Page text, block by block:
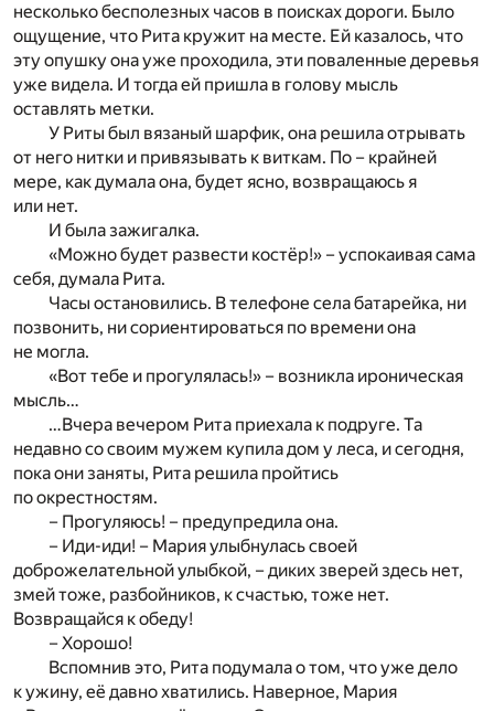
несколько бесполезных часов в поисках дороги. Было
ощущение, что Рита кружит на месте. Ей казалось, что
эту опушку она уже проходила, эти поваленные деревья
уже видела. И тогда ей пришла в голову мысль
оставлять метки.
У Риты был вязаный шарфик, она решила отрывать
от него нитки и привязывать к виткам. По – крайней
мере, как думала она, будет ясно, возвращаюсь я
или нет.
И была зажигалка.
«Можно будет развести костёр!» – успокаивая сама
себя, думала Рита.
Часы остановились. В телефоне села батарейка, ни
позвонить, ни сориентироваться по времени она
не могла.
«Вот тебе и прогулялась!» – возникла ироническая
мысль…
…Вчера вечером Рита приехала к подруге. Та
недавно со своим мужем купила дом у леса, и сегодня,
пока они заняты, Рита решила пройтись
по окрестностям.
– Прогуляюсь! – предупредила она.
– Иди-иди! – Мария улыбнулась своей
доброжелательной улыбкой, – диких зверей здесь нет,
змей тоже, разбойников, к счастью, тоже нет.
Возвращайся к обеду!
– Хорошо!
Вспомнив это, Рита подумала о том, что уже дело
к ужину, её давно хватились. Наверное, Мария